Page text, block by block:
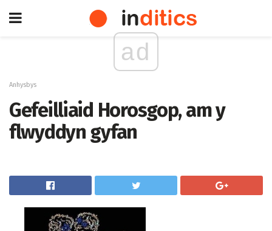
ad
Anhysbys
Gefeilliaid Horosgop, am y
flwyddyn gyfan